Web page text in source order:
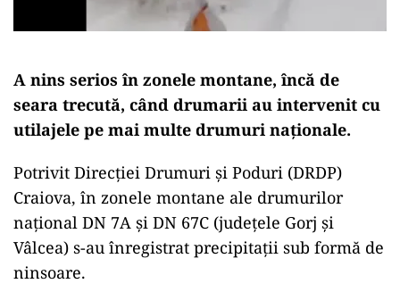
A nins serios în zonele montane, încă de
seara trecută, când drumarii au intervenit cu
utilajele pe mai multe drumuri naţionale.
Potrivit Direcţiei Drumuri şi Poduri (DRDP)
Craiova, în zonele montane ale drumurilor
naţional DN 7A și DN 67C (judeţele Gorj şi
Vâlcea) s-au înregistrat precipitații sub formă de
ninsoare.